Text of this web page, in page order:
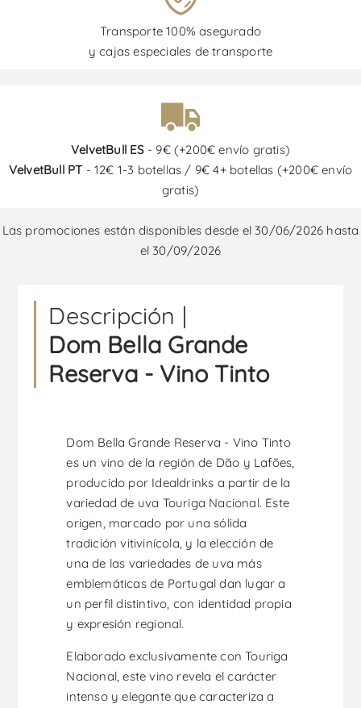
Transporte 100% asegurado
y cajas especiales de transporte
VelvetBull ES- 9€ (+200€ envío gratis)
VelvetBull PT - 12€ 1-3 botellas / 9€ 4+ botellas (+200€ envío
gratis)
Las promociones están disponibles desde el 30/06/2026 hasta
el 30/09/2026
Descripción |
Dom Bella Grande
Reserva - Vino Tinto
Dom Bella Grande Reserva - Vino Tinto
es un vino de la región de Dão y Lafões,
producido por Idealdrinks a partir de la
variedad de uva Touriga Nacional. Este
origen, marcado por una sólida
tradición vitivinícola, y la elección de
una de las variedades de uva más
emblemáticas de Portugal dan lugar a
un perfil distintivo, con identidad propia
y expresión regional.
Elaborado exclusivamente con Touriga
Nacional, este vino revela el carácter
intenso y elegante que caracteriza a